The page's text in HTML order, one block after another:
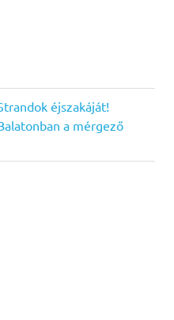
éjszakáját!
a mérgező